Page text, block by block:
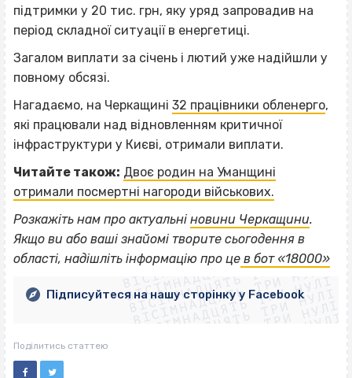
підтримки у 20 тис. грн, яку уряд запровадив на
період складної ситуації в енергетиці.
Загалом виплати за січень і лютий уже надійшли у
повному обсязі.
Нагадаємо, на Черкащині 32 працівники обленерго,
які працювали над відновленням критичної
інфраструктури у Києві, отримали виплати.
Читайте також: Двоє родин на Уманщині
отримали посмертні нагороди військових.
Розкажіть нам про актуальні новини Черкащини.
Якщо ви або ваші знайомі творите сьогодення в
області, надішліть інформацію про це в бот «18000»
ВІСІМНАДЦЯТЬ ТРИ НУЛІ
ВІСІМНАДЦЯТЬ ТРИ НУЛІ
ВІСІМНАДЦЯТЬ ТРИ НУЛІ
ВІСІМНАДЦЯТЬ ТРИ НУЛІ
ВІСІМНАДЦЯТЬ ТРИ НУЛІ
ВІСІМНАДЦЯТЬ ТРИ НУЛІ
ВІСІМНАДЦЯТЬ ТРИ НУЛІ
ВІСІМНАДЦЯТЬ ТРИ НУЛІ
Підписуйтеся на нашу сторінку у Facebook
Поділитись статтею